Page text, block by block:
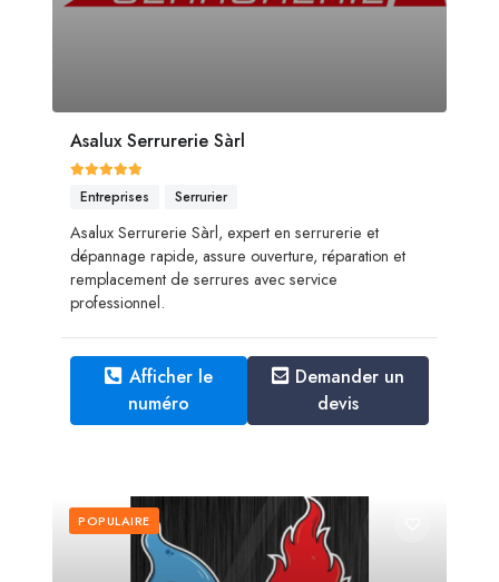
Asalux Serrurerie Sàrl
Entreprises Serrurier
Asalux Serrurerie Sàrl, expert en serrurerie et
dépannage rapide, assure ouverture, réparation et
remplacement de serrures avec service
professionnel.
Afficher le
numéro
Demander un
devis
POPULAIRE